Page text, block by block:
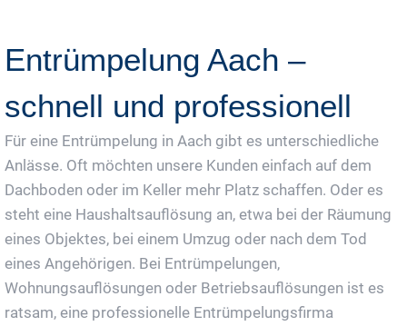
Entrümpelung Aach –
schnell und professionell
Für eine Entrümpelung in Aach gibt es unterschiedliche
Anlässe. Oft möchten unsere Kunden einfach auf dem
Dachboden oder im Keller mehr Platz schaffen. Oder es
steht eine Haushaltsauflösung an, etwa bei der Räumung
eines Objektes, bei einem Umzug oder nach dem Tod
eines Angehörigen. Bei Entrümpelungen,
Wohnungsauflösungen oder Betriebsauflösungen ist es
ratsam, eine professionelle Entrümpelungsfirma